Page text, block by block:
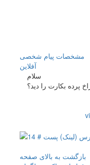
مشخصات پیام شخصی
آفلاين
سلام
پرده بکارت را دید؟
بازگشت به بالای صفحه